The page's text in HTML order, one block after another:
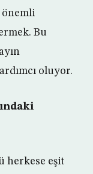
önemli
Bu
oluyor.
herkese eşit